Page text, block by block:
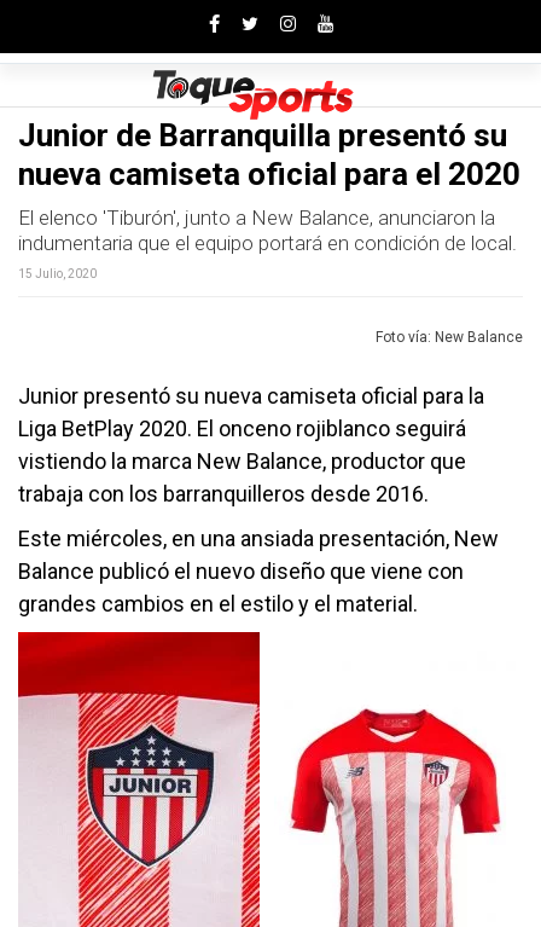
Junior de Barranquilla presentó su
nueva camiseta oficial para el 2020
El elenco 'Tiburón', junto a New Balance, anunciaron la
indumentaria que el equipo portará en condición de local.
15 Julio, 2020
Foto vía: New Balance
Junior presentó su nueva camiseta oficial para la
Liga BetPlay 2020. El onceno rojiblanco seguirá
vistiendo la marca New Balance, productor que
trabaja con los barranquilleros desde 2016.
Este miércoles, en una ansiada presentación, New
Balance publicó el nuevo diseño que viene con
grandes cambios en el estilo y el material.